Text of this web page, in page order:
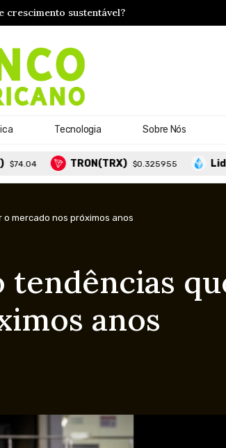
crescimento sustentável?
Tecnologia Sobre Nós
TRON(TRX) $0.325955 Lido Staked
mercado nos próximos anos
anos